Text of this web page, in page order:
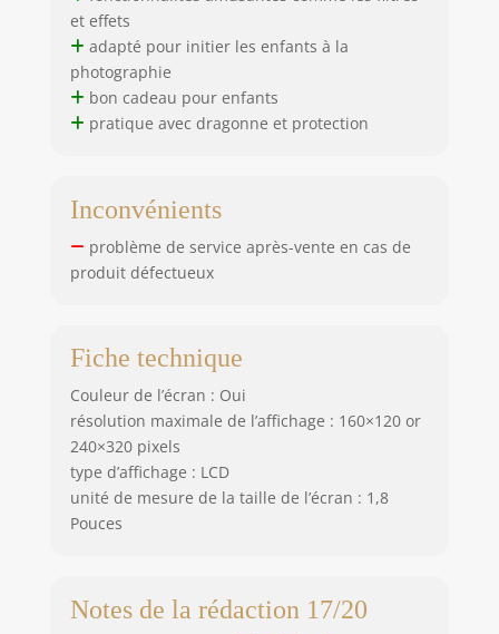
et effets
adapté pour initier les enfants à la
photographie
bon cadeau pour enfants
pratique avec dragonne et protection
Inconvénients
problème de service après-vente en cas de
produit défectueux
Fiche technique
Couleur de l’écran : Oui
résolution maximale de l’affichage : 160×120 or
240×320 pixels
type d’affichage : LCD
unité de mesure de la taille de l’écran : 1,8
Pouces
Notes de la rédaction 17/20